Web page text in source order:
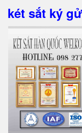
két sắt ký